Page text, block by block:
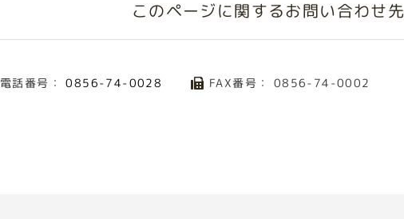
このページに関するお問い合わせ先
電話番号：0856-74-0028 FAX番号： 0856-74-0002